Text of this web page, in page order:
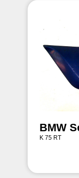
BMW
K 75 RT